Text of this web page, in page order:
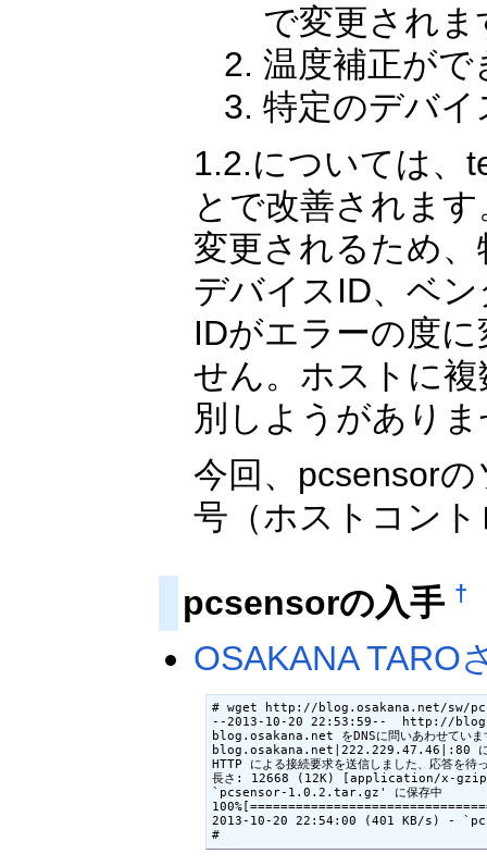
で変更されま
温度補正がで
特定のデバ
1.2.については、
とで改善されま
変更されるため
デバイスID、ベ
IDがエラーの度
せん。ホストに
別しようがあり
今回、pcsensor
号（ホストコン
pcsensorの入手 †
OSAKANA TARO
# wget http://blog.osakana.net/sw/
--2013-10-20 22:53:59--  http://
blog.osakana.net をDNSに問いあわせて
blog.osakana.net|222.229.47.46|:80 に
HTTP による接続要求を送信しました、応答を
長さ: 12668 (12K) [application/x-
`pcsensor-1.0.2.tar.gz' に保存中
2013-10-20 22:54:00 (401 KB/s) -
#